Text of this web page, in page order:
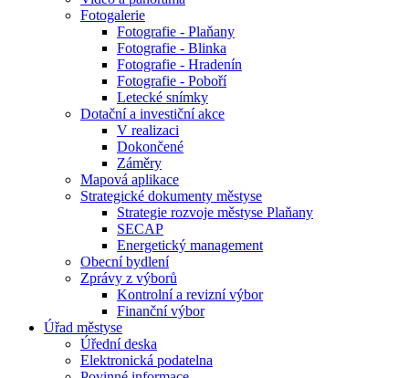
Fotogalerie
Fotografie - Plaňany
Fotografie - Blinka
Fotografie - Hradenín
Fotografie - Poboří
Letecké snímky
Dotační a investiční akce
V realizaci
Dokončené
Záměry
Mapová aplikace
Strategické dokumenty městyse
Strategie rozvoje městyse Plaňany
SECAP
Energetický management
Obecní bydlení
Zprávy z výborů
Kontrolní a revizní výbor
Finanční výbor
Úřad městyse
Úřední deska
Elektronická podatelna